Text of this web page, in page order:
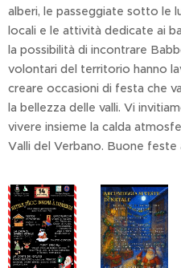
alberi, le passeggiate sotto le
locali e le attività dedicate ai
la possibilità di incontrare
volontari del territorio hanno
creare occasioni di festa che
la bellezza delle valli. Vi
vivere insieme la calda
Valli del Verbano. Buone feste